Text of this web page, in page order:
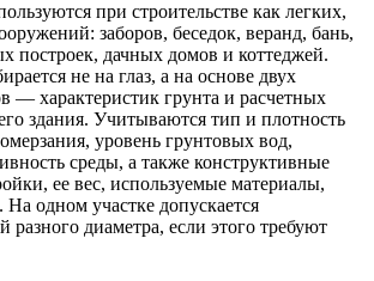
при строительстве как легких,
заборов, беседок, веранд, бань,
построек, дачных домов и коттеджей.
не на глаз, а на основе двух
— характеристик грунта и расчетных
здания. Учитываются тип и плотность
уровень грунтовых вод,
среды, а также конструктивные
ее вес, используемые материалы,
одном участке допускается
разного диаметра, если этого требуют